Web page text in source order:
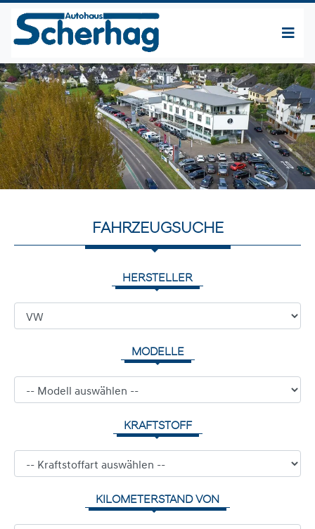
FAHRZEUGSUCHE
HERSTELLER
MODELLE
KRAFTSTOFF
KILOMETERSTAND VON